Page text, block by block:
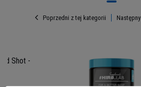
Poprzedni z tej kategorii
Shot -